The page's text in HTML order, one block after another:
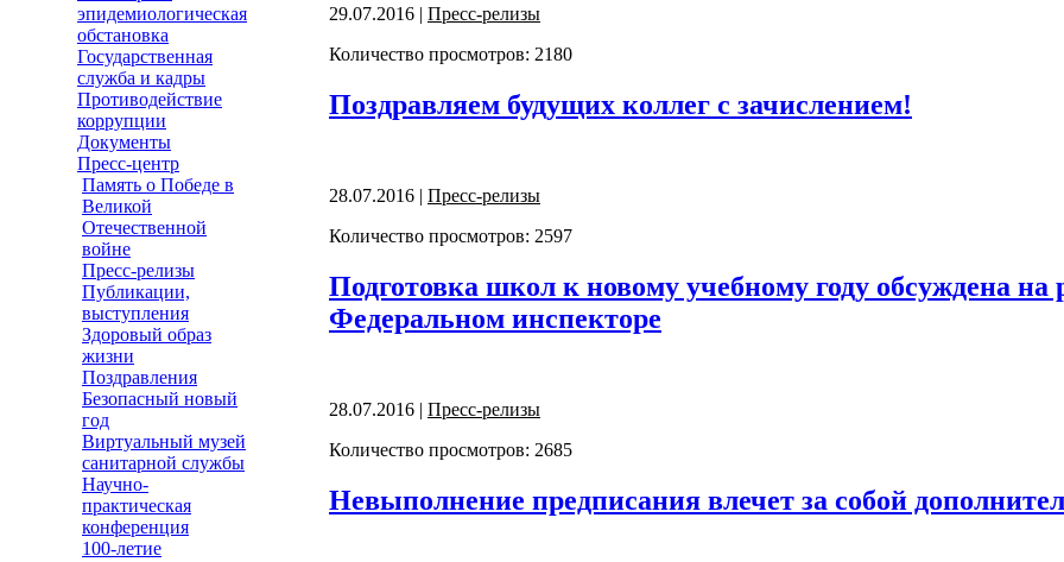
эпидемиологическая
обстановка
Государственная
служба и кадры
Противодействие
коррупции
Документы
Пресс-центр
Память о Победе в
Великой
Отечественной
войне
Пресс-релизы
Публикации,
выступления
Здоровый образ
жизни
Поздравления
Безопасный новый
год
Виртуальный музей
санитарной службы
Научно-
практическая
конференция
100-летие
29.07.2016 | Пресс-релизы
Количество просмотров: 2180
Поздравляем будущих коллег с зачислением!
28.07.2016 | Пресс-релизы
Количество просмотров: 2597
Подготовка школ к новому учебному году обсуждена на
Федеральном инспекторе
28.07.2016 | Пресс-релизы
Количество просмотров: 2685
Невыполнение предписания влечет за собой